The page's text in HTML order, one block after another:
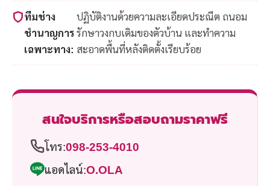
ทีมช่าง
ชำนาญการ
เฉพาะทาง:
ปฏิบัติงานด้วยความละเอียดประณีต ถนอม
รักษาวงกบเดิมของตัวบ้าน และทำความ
สะอาดพื้นที่หลังติดตั้งเรียบร้อย
สนใจบริการหรือสอบถามราคาฟรี
โทร:098-253-4010
แอดไลน์:O.OLA